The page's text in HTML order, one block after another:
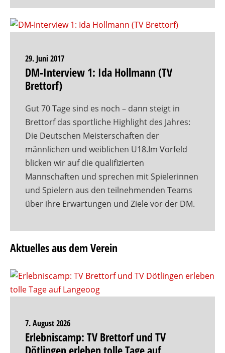
29. Juni 2017
DM-Interview 1: Ida Hollmann (TV
Brettorf)
Gut 70 Tage sind es noch – dann steigt in
Brettorf das sportliche Highlight des Jahres:
Die Deutschen Meisterschaften der
männlichen und weiblichen U18.Im Vorfeld
blicken wir auf die qualifizierten
Mannschaften und sprechen mit Spielerinnen
und Spielern aus den teilnehmenden Teams
über ihre Erwartungen und Ziele vor der DM.
Aktuelles aus dem Verein
7. August 2026
Erlebniscamp: TV Brettorf und TV